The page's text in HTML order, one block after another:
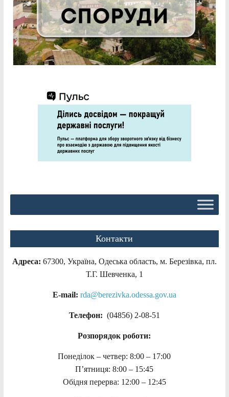
Контакти
Адреса: 67300, Україна, Одеська область, м. Березівка, пл.
Т.Г. Шевченка, 1
E-mail: rda@berezivka.odessa.gov.ua
Телефон: (04856) 2-08-51
Розпорядок роботи:
Понеділок – четвер: 8:00 – 17:00
П’ятниця: 8:00 – 15:45
Обідня перерва: 12:00 – 12:45